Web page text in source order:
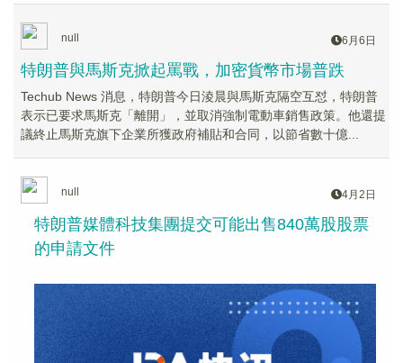
null 6月6日
特朗普與馬斯克掀起罵戰，加密貨幣市場普跌
Techub News 消息，特朗普今日淩晨與馬斯克隔空互怼，特朗普
表示已要求馬斯克「離開」，並取消強制電動車銷售政策。他還提
議終止馬斯克旗下企業所獲政府補貼和合同，以節省數十億...
null 4月2日
特朗普媒體科技集團提交可能出售840萬股股票
的申請文件